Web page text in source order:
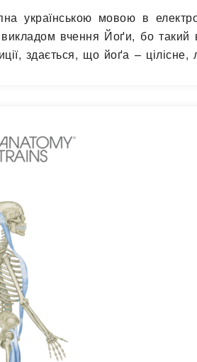
українською мовою в
вчення Йоґи, бо такий
здається, що йоґа – цілісне,